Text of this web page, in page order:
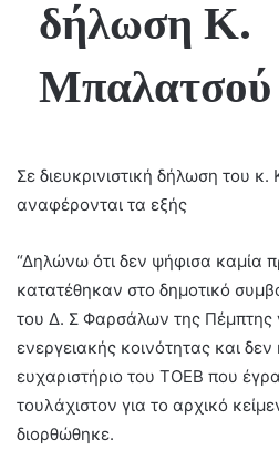
δήλωση Κ.
Μπαλατσού
Σε διευκρινιστική δήλωση του
αναφέρονται τα εξής
“Δηλώνω ότι δεν ψήφισα καμία
κατατέθηκαν στο δημοτικό
του Δ. Σ Φαρσάλων της Πέμπτης
ενεργειακής κοινότητας και
ευχαριστήριο του ΤΟΕΒ που
τουλάχιστον για το αρχικό
διορθώθηκε.